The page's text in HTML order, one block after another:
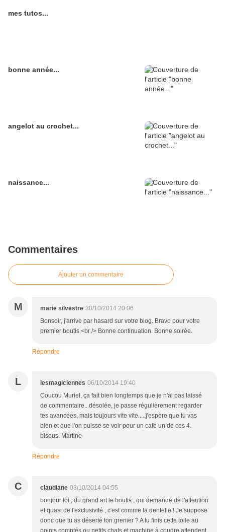
mes tutos...
bonne année...
angelot au crochet...
naissance...
Commentaires
Ajouter un commentaire
M marie silvestre 30/10/2014 20:06
Bonsoir, j'arrive par hasard sur votre blog. Bravo pour votre
premier boutis.<br /> Bonne continuation. Bonne soirée.
Répondre
L lesmagiciennes 06/10/2014 19:40
Coucou Muriel, ça fait bien longtemps que je n'ai pas laissé
de commentaire.. désolée, je passe régulièrement regarder
tes avancées, mais toujours vite vite.....j'espère que tu vas
bien et que l'on puisse se voir pour un café un de ces 4.
bisous. Martine
Répondre
C claudiane 03/10/2014 04:55
bonjour toi , du grand art le boutis , qui demande de l'attention
et quasi de l'exclusivité , c'est comme la dentelle ! Je suppose
donc que tu as déserté ton grenier ? A tu finis cette toile au
points comptés ou petits chats et machine à coudre attendent